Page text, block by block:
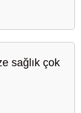
sağlık çok